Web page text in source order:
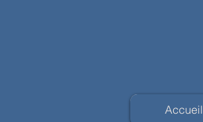
Accueil